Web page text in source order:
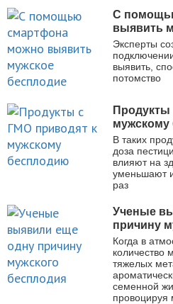
С
выявить
Эксперты
выявить,
потомство
Продукты
мужскому
В таких
доза
влияют на
уменьшают
раз
Ученые
причину
Когда в
количество
тяжелых
семенной
провоцируя